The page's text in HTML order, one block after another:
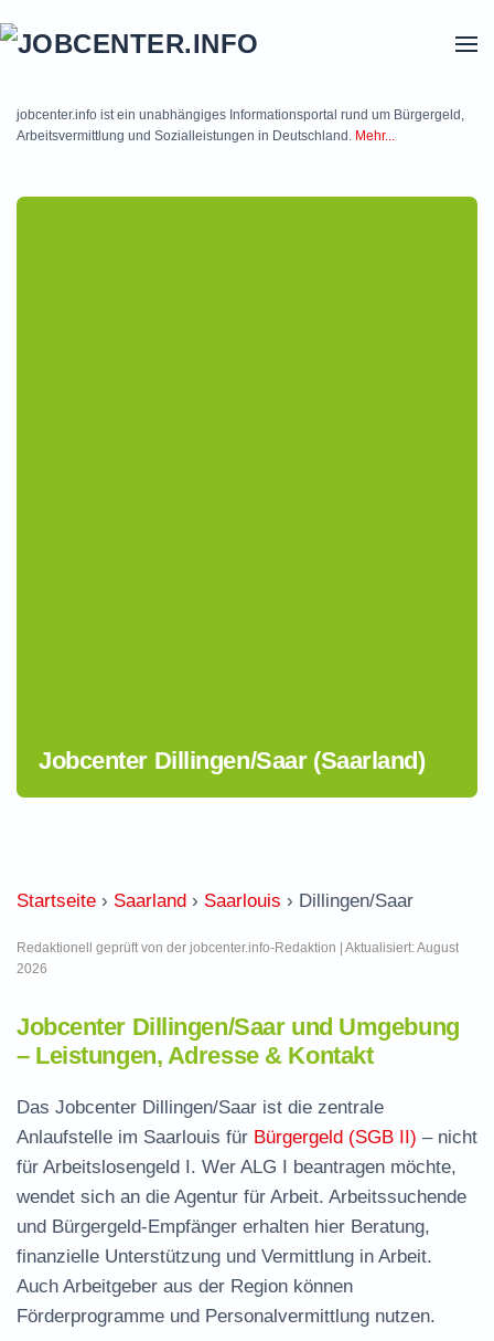
jobcenter.info ist ein unabhängiges Informationsportal rund um Bürgergeld,
Arbeitsvermittlung und Sozialleistungen in Deutschland. Mehr...
Jobcenter Dillingen/Saar (Saarland)
Startseite › Saarland › Saarlouis › Dillingen/Saar
Redaktionell geprüft von der jobcenter.info-Redaktion | Aktualisiert: August
2026
Jobcenter Dillingen/Saar und Umgebung
– Leistungen, Adresse & Kontakt
Das Jobcenter Dillingen/Saar ist die zentrale
Anlaufstelle im Saarlouis für Bürgergeld (SGB II) – nicht
für Arbeitslosengeld I. Wer ALG I beantragen möchte,
wendet sich an die Agentur für Arbeit. Arbeitssuchende
und Bürgergeld-Empfänger erhalten hier Beratung,
finanzielle Unterstützung und Vermittlung in Arbeit.
Auch Arbeitgeber aus der Region können
Förderprogramme und Personalvermittlung nutzen.